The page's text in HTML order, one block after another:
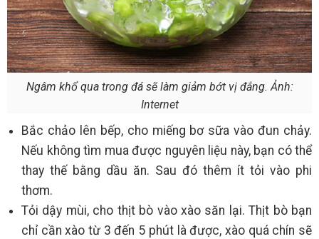
Ngâm khổ qua trong đá sẽ làm giảm bớt vị đắng. Ảnh:
Internet
Bắc chảo lên bếp, cho miếng bơ sữa vào đun chảy.
Nếu không tìm mua được nguyên liệu này, bạn có thể
thay thế bằng dầu ăn. Sau đó thêm ít tỏi vào phi
thơm.
Tỏi dậy mùi, cho thịt bò vào xào săn lại. Thịt bò bạn
chỉ cần xào từ 3 đến 5 phút là được, xào quá chín sẽ